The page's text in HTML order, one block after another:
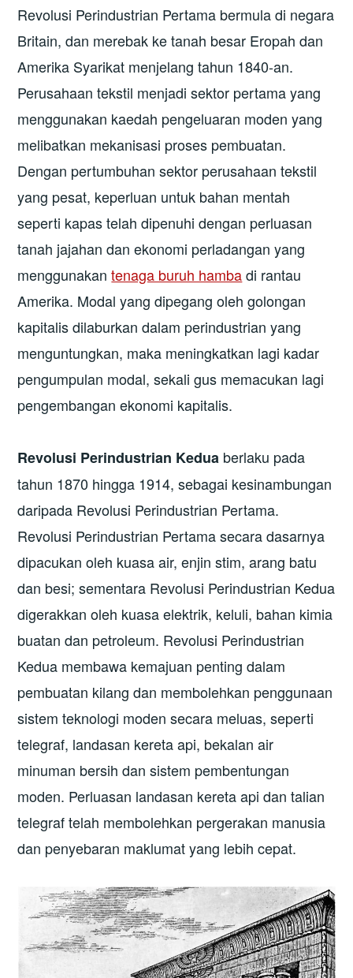
Revolusi Perindustrian Pertama bermula di negara
Britain, dan merebak ke tanah besar Eropah dan
Amerika Syarikat menjelang tahun 1840-an.
Perusahaan tekstil menjadi sektor pertama yang
menggunakan kaedah pengeluaran moden yang
melibatkan mekanisasi proses pembuatan.
Dengan pertumbuhan sektor perusahaan tekstil
yang pesat, keperluan untuk bahan mentah
seperti kapas telah dipenuhi dengan perluasan
tanah jajahan dan ekonomi perladangan yang
menggunakantenaga buruh hambadi rantau
Amerika. Modal yang dipegang oleh golongan
kapitalis dilaburkan dalam perindustrian yang
menguntungkan, maka meningkatkan lagi kadar
pengumpulan modal, sekali gus memacukan lagi
pengembangan ekonomi kapitalis.
Revolusi Perindustrian Kedua berlaku pada
tahun 1870 hingga 1914, sebagai kesinambungan
daripada Revolusi Perindustrian Pertama.
Revolusi Perindustrian Pertama secara dasarnya
dipacukan oleh kuasa air, enjin stim, arang batu
dan besi; sementara Revolusi Perindustrian Kedua
digerakkan oleh kuasa elektrik, keluli, bahan kimia
buatan dan petroleum. Revolusi Perindustrian
Kedua membawa kemajuan penting dalam
pembuatan kilang dan membolehkan penggunaan
sistem teknologi moden secara meluas, seperti
telegraf, landasan kereta api, bekalan air
minuman bersih dan sistem pembentungan
moden. Perluasan landasan kereta api dan talian
telegraf telah membolehkan pergerakan manusia
dan penyebaran maklumat yang lebih cepat.